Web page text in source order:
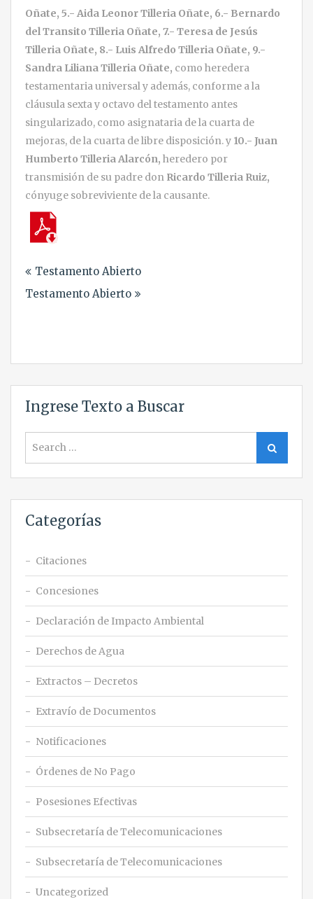
Oñate, 5.- Aida Leonor Tilleria Oñate, 6.- Bernardo
del Transito Tilleria Oñate, 7.- Teresa de Jesús
Tilleria Oñate, 8.- Luis Alfredo Tilleria Oñate, 9.-
Sandra Liliana Tilleria Oñate, como heredera
testamentaria universal y además, conforme a la
cláusula sexta y octavo del testamento antes
singularizado, como asignataria de la cuarta de
mejoras, de la cuarta de libre disposición. y 10.- Juan
Humberto Tilleria Alarcón, heredero por
transmisión de su padre don Ricardo Tilleria Ruiz,
cónyuge sobreviviente de la causante.
de
entradas
Testamento Abierto
Testamento Abierto
Ingrese Texto a Buscar
for:
Search
Categorías
Citaciones
Concesiones
Declaración de Impacto Ambiental
Derechos de Agua
Extractos – Decretos
Extravío de Documentos
Notificaciones
Órdenes de No Pago
Posesiones Efectivas
Subsecretaría de Telecomunicaciones
Subsecretaría de Telecomunicaciones
Uncategorized